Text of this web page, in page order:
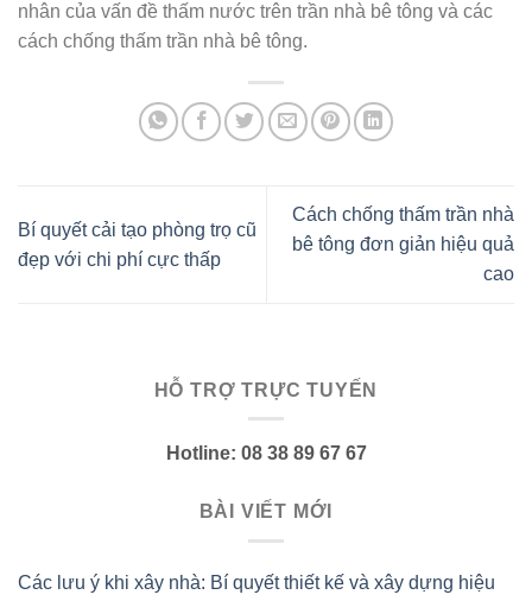
nhân của vấn đề thấm nước trên trần nhà bê tông và các
cách chống thấm trần nhà bê tông.
Bí quyết cải tạo phòng trọ cũ
đẹp với chi phí cực thấp
Cách chống thấm trần nhà
bê tông đơn giản hiệu quả
cao
HỖ TRỢ TRỰC TUYẾN
Hotline: 08 38 89 67 67
BÀI VIẾT MỚI
Các lưu ý khi xây nhà: Bí quyết thiết kế và xây dựng hiệu